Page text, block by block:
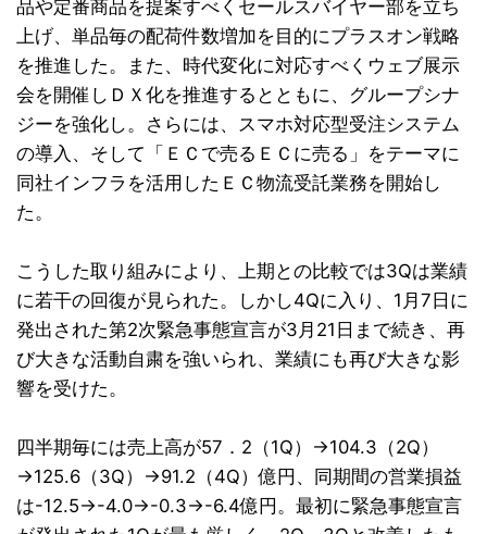
品や定番商品を提案すべくセールスバイヤー部を立ち
上げ、単品毎の配荷件数増加を目的にプラスオン戦略
を推進した。また、時代変化に対応すべくウェブ展示
会を開催しＤＸ化を推進するとともに、グループシナ
ジーを強化し。さらには、スマホ対応型受注システム
の導入、そして「ＥＣで売るＥＣに売る」をテーマに
同社インフラを活用したＥＣ物流受託業務を開始し
た。
こうした取り組みにより、上期との比較では3Qは業績
に若干の回復が見られた。しかし4Qに入り、1月7日に
発出された第2次緊急事態宣言が3月21日まで続き、再
び大きな活動自粛を強いられ、業績にも再び大きな影
響を受けた。
四半期毎には売上高が57．2（1Q）→104.3（2Q）
→125.6（3Q）→91.2（4Q）億円、同期間の営業損益
は-12.5→-4.0→-0.3→-6.4億円。最初に緊急事態宣言